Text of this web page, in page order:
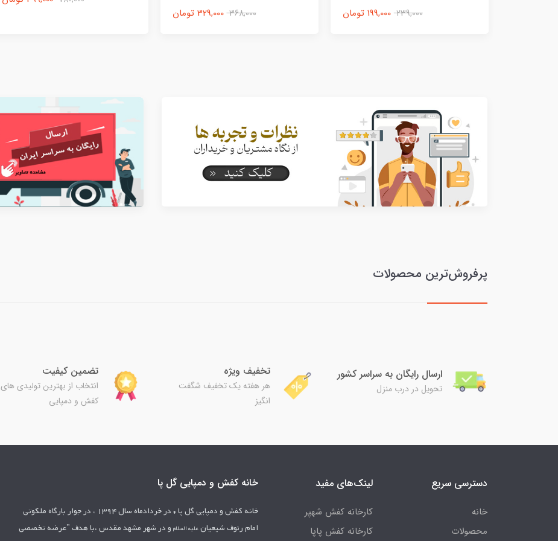
239,000 199,000 تومان 368,000 329,000 تومان
پرفروش‌ترین محصولات
ارسال رایگان به سراسر کشور
تحویل در درب منزل
تخفیف ویژه
هر هفته یک تخفیف شگفت
انگیز
تضمین کیفیت
انتخاب از بهترین تولیدی های
کفش و دمپایی
دسترسی سریع
خانه
محصولات
لینک‌های مفید
کارخانه کفش شهپر
کارخانه کفش پاپا
خانه کفش و دمپایی گل پا
خانه کفش و دمپایی گل پا *در خردادماه سال 1394 ، در جوار بارگاه ملکوتی
امام رئوف شیعیان علیه السلام و در شهر مشهد مقدس ،با هدف "عرضه تخصصی